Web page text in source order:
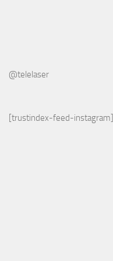
@telelaser
[trustindex-feed-instagram]